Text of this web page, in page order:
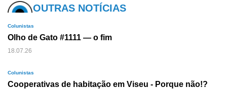
OUTRAS NOTÍCIAS
Colunistas
Olho de Gato #1111 — o fim
18.07.26
Colunistas
Cooperativas de habitação em Viseu - Porque não!?